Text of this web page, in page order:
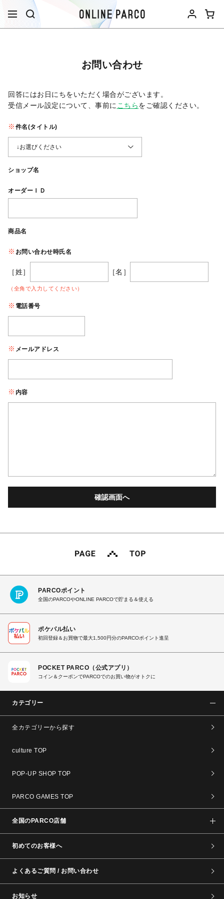
お問い合わせ
回答にはお日にちをいただく場合がございます。
受信メール設定について、事前に こちらをご確認ください。​
件名(タイトル)
ショップ名
オーダーＩＤ
商品名
お問い合わせ時氏名
［姓］ ［名］
（全角で入力してください）
電話番号
メールアドレス
内容
PARCOポイント
全国のPARCOやONLINE PARCOで貯まる＆使える
ポケパル払い
初回登録＆お買物で最大1,500円分のPARCOポイント進呈
POCKET PARCO（公式アプリ）
コイン＆クーポンでPARCOでのお買い物がオトクに
カテゴリー
全カテゴリーから探す
culture TOP
POP-UP SHOP TOP
PARCO GAMES TOP
全国のPARCO店舗
初めてのお客様へ
よくあるご質問 / お問い合わせ
お知らせ